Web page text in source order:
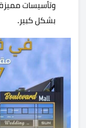
وتأسيسات
بشكل كبير.